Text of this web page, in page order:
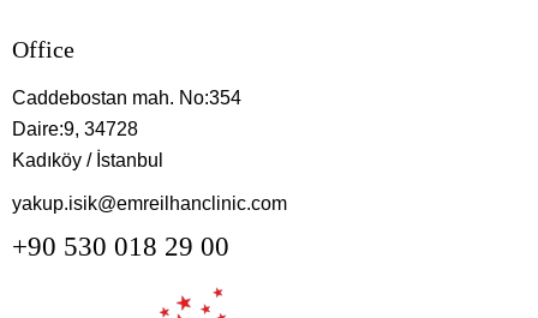
Office
Caddebostan mah. No:354
Daire:9, 34728
Kadıköy / İstanbul
yakup.isik@emreilhanclinic.com
+90 530 018 29 00